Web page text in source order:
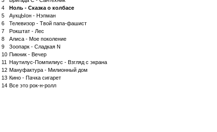
4
Ноль - Сказка о колбасе
5
АукцЫон - Нэпман
6
Телевизор - Твой папа-фашист
7
Рокштат - Лес
8
Алиса - Мое поколение
9
Зоопарк - Сладкая N
10 Пикник - Вечер
11 Наутилус-Помпилиус - Взгляд с экрана
12 Мануфактура - Милионный дом
13 Кино - Пачка сигарет
14 Все это рок-н-ролл